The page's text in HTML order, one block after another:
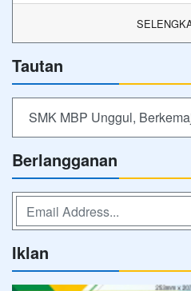
Tautan
SMK MBP Unggul,
Berlangganan
Iklan